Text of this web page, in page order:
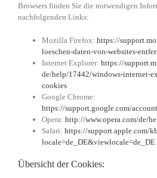
Browsers finden Sie die notwendigen
nachfolgenden Links:
Mozilla Firefox: https://
loeschen-daten-von-websites-
Internet Explorer: https://
de/help/17442/windows-internet-
cookies
Google Chrome:
https://support.google.com/
Opera: http://www.opera.com/de/
Safari: https://support.apple.com/
locale=de_DE&viewlocale=de_DE
Übersicht der Cookies: